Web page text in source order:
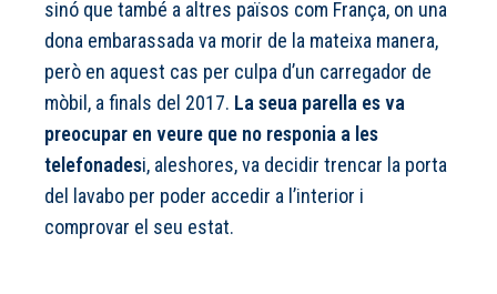
sinó que també a altres països com França, on una
dona embarassada va morir de la mateixa manera,
però en aquest cas per culpa d’un carregador de
mòbil, a finals del 2017. La seua parella es va
preocupar en veure que no responia a les
telefonadesi, aleshores, va decidir trencar la porta
del lavabo per poder accedir a l’interior i
comprovar el seu estat.